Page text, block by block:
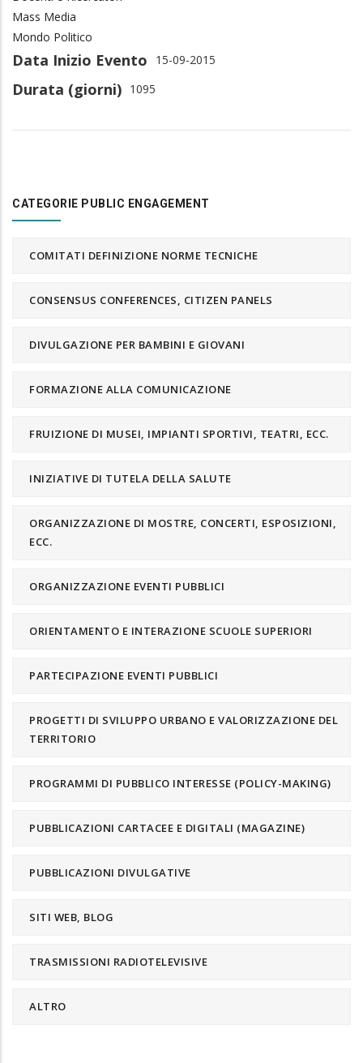
Mass Media
Mondo Politico
Data Inizio Evento 15-09-2015
Durata (giorni) 1095
CATEGORIE PUBLIC ENGAGEMENT
COMITATI DEFINIZIONE NORME TECNICHE
CONSENSUS CONFERENCES, CITIZEN PANELS
DIVULGAZIONE PER BAMBINI E GIOVANI
FORMAZIONE ALLA COMUNICAZIONE
FRUIZIONE DI MUSEI, IMPIANTI SPORTIVI, TEATRI, ECC.
INIZIATIVE DI TUTELA DELLA SALUTE
ORGANIZZAZIONE DI MOSTRE, CONCERTI, ESPOSIZIONI,
ECC.
ORGANIZZAZIONE EVENTI PUBBLICI
ORIENTAMENTO E INTERAZIONE SCUOLE SUPERIORI
PARTECIPAZIONE EVENTI PUBBLICI
PROGETTI DI SVILUPPO URBANO E VALORIZZAZIONE DEL
TERRITORIO
PROGRAMMI DI PUBBLICO INTERESSE (POLICY-MAKING)
PUBBLICAZIONI CARTACEE E DIGITALI (MAGAZINE)
PUBBLICAZIONI DIVULGATIVE
SITI WEB, BLOG
TRASMISSIONI RADIOTELEVISIVE
ALTRO